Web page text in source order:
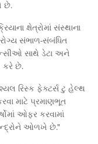
છે.
ક્ષેત્રોમાં સંસ્થાના
સંભાળ-સંબંધિત
સાથે ડેટા અને
કરે છે.
રિસ્ક ફેક્ટર્સ ટુ હેલ્થ
માટે પ્રમાણભૂત
ઓફર કરવામાં
ઓળખે છે."